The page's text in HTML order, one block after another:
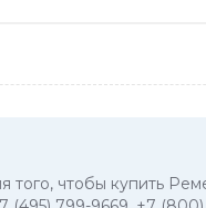
того, чтобы купить